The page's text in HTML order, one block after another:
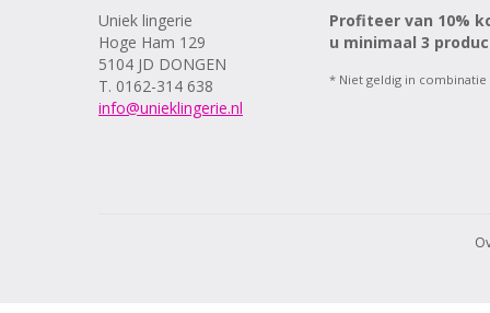
Uniek lingerie
Hoge Ham 129
5104 JD DONGEN
T. 0162-314 638
info@unieklingerie.nl
Profiteer van 10%
u minimaal 3
* Niet geldig in